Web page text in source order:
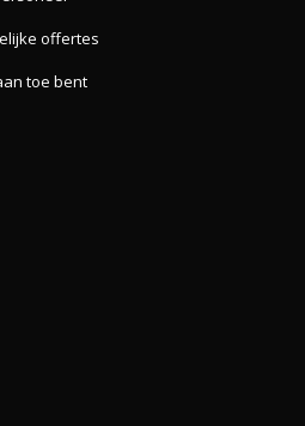
offertes
toe bent